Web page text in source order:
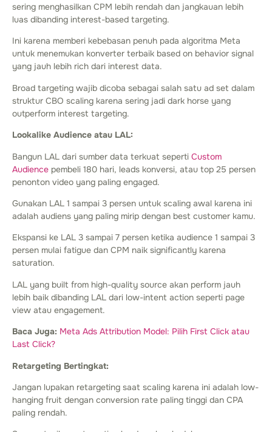
sering menghasilkan CPM lebih rendah dan jangkauan lebih
luas dibanding interest-based targeting.
Ini karena memberi kebebasan penuh pada algoritma Meta
untuk menemukan konverter terbaik based on behavior signal
yang jauh lebih rich dari interest data.
Broad targeting wajib dicoba sebagai salah satu ad set dalam
struktur CBO scaling karena sering jadi dark horse yang
outperform interest targeting.
Lookalike Audience atau LAL:
Bangun LAL dari sumber data terkuat seperti Custom
Audience pembeli 180 hari, leads konversi, atau top 25 persen
penonton video yang paling engaged.
Gunakan LAL 1 sampai 3 persen untuk scaling awal karena ini
adalah audiens yang paling mirip dengan best customer kamu.
Ekspansi ke LAL 3 sampai 7 persen ketika audience 1 sampai 3
persen mulai fatigue dan CPM naik significantly karena
saturation.
LAL yang built from high-quality source akan perform jauh
lebih baik dibanding LAL dari low-intent action seperti page
view atau engagement.
Baca Juga: Meta Ads Attribution Model: Pilih First Click atau
Last Click?
Retargeting Bertingkat:
Jangan lupakan retargeting saat scaling karena ini adalah low-
hanging fruit dengan conversion rate paling tinggi dan CPA
paling rendah.